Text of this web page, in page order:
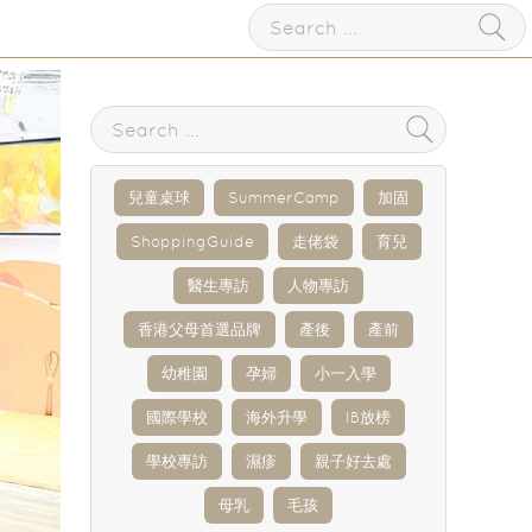
兒童桌球 SummerCamp 加固
ShoppingGuide 走佬袋 育兒
醫生專訪 人物專訪
香港父母首選品牌 產後 產前
幼稚園 孕婦 小一入學
國際學校 海外升學 IB放榜
學校專訪 濕疹 親子好去處
母乳 毛孩